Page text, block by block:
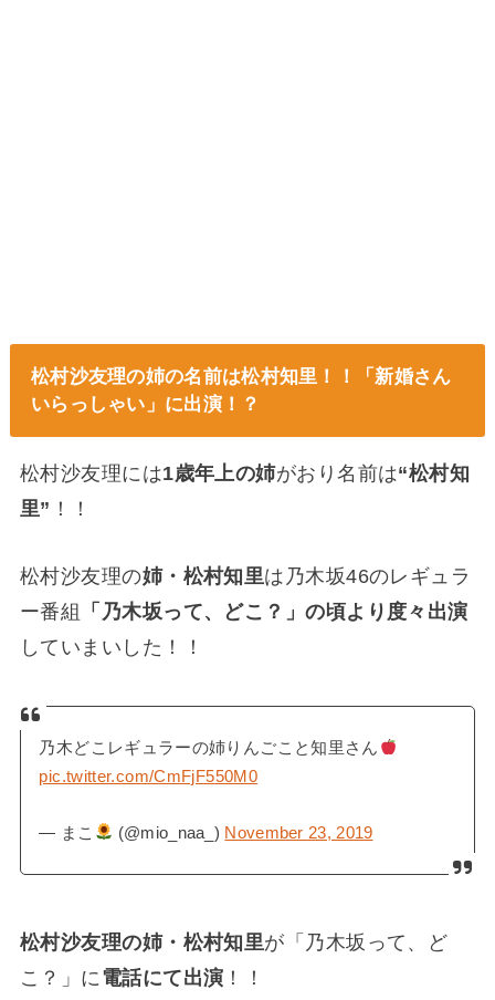
松村沙友理の姉の名前は松村知里！！「新婚さん
いらっしゃい」に出演！？
松村沙友理には1歳年上の姉がおり名前は“松村知
里” ！！
松村沙友理の姉・松村知里は乃木坂46のレギュラ
ー番組
「乃木坂って、どこ？」の頃より度々出演
していまいした！！
乃木どこレギュラーの姉りんごこと知里さん
pic.twitter.com/CmFjF550M0
— まこ (@mio_naa_) November 23, 2019
松村沙友理の姉・松村知里が「乃木坂って、ど
こ？」に 電話にて出演 ！！